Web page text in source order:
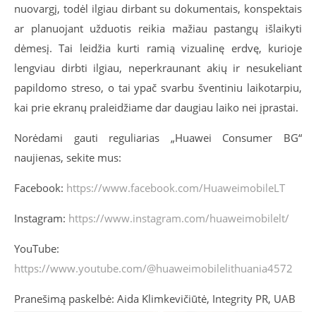
nuovargį, todėl ilgiau dirbant su dokumentais, konspektais
ar planuojant užduotis reikia mažiau pastangų išlaikyti
dėmesį. Tai leidžia kurti ramią vizualinę erdvę, kurioje
lengviau dirbti ilgiau, neperkraunant akių ir nesukeliant
papildomo streso, o tai ypač svarbu šventiniu laikotarpiu,
kai prie ekranų praleidžiame dar daugiau laiko nei įprastai.
Norėdami gauti reguliarias „Huawei Consumer BG“
naujienas, sekite mus:
Facebook: https://www.facebook.com/HuaweimobileLT
Instagram: https://www.instagram.com/huaweimobilelt/
YouTube:
https://www.youtube.com/@huaweimobilelithuania4572
Pranešimą paskelbė: Aida Klimkevičiūtė, Integrity PR, UAB